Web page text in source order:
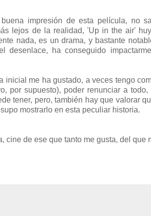
impresión de esta película, no
lejos de la realidad, 'Up in the air'
nada, es un drama, y bastante
desenlace, ha conseguido
inicial me ha gustado, a veces tengo
por supuesto), poder renunciar a
tener, pero, también hay que valorar
mostrarlo en esta peculiar historia.
cine de ese que tanto me gusta, del